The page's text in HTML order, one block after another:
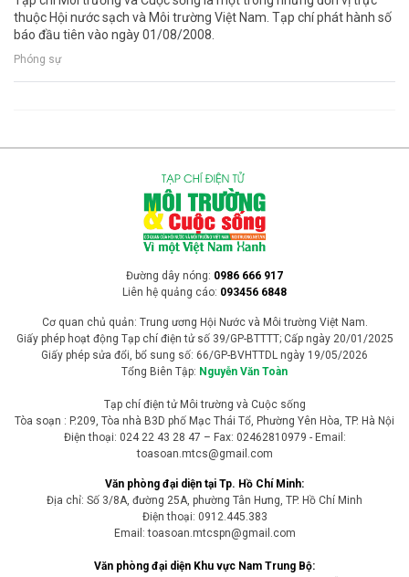
thuộc Hội nước sạch và Môi trường Việt Nam. Tạp chí phát hành số
báo đầu tiên vào ngày 01/08/2008.
Phóng sự
Đường dây nóng: 0986 666 917
Liên hệ quảng cáo: 093456 6848
Cơ quan chủ quản: Trung ương Hội Nước và Môi trường Việt Nam.
Giấy phép hoạt động Tạp chí điện tử số 39/GP-BTTTT; Cấp ngày 20/01/2025
Giấy phép sửa đổi, bổ sung số: 66/GP-BVHTTDL ngày 19/05/2026
Tổng Biên Tập: Nguyễn Văn Toàn
Tạp chí điện tử Môi trường và Cuộc sống
Tòa soạn : P.209, Tòa nhà B3D phố Mạc Thái Tổ, Phường Yên Hòa, TP. Hà Nội
Điện thoại: 024 22 43 28 47 – Fax: 02462810979 - Email:
toasoan.mtcs@gmail.com
Văn phòng đại diện tại Tp. Hồ Chí Minh:
Địa chỉ: Số 3/8A, đường 25A, phường Tân Hưng, TP. Hồ Chí Minh
Điện thoại: 0912.445.383
Email: toasoan.mtcspn@gmail.com
Văn phòng đại diện Khu vực Nam Trung Bộ: